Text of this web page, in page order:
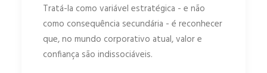
Tratá-la como variável estratégica - e não
como consequência secundária - é reconhecer
que, no mundo corporativo atual, valor e
confiança são indissociáveis.